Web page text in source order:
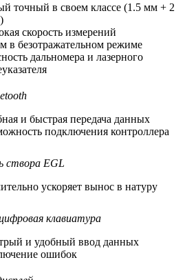
точный в своем классе (1.5 мм + 2
скорость измерений
в безотражательном режиме
дальномера и лазерного
и быстрая передача данных
подключения контроллера
створа EGL
ускоряет вынос в натуру
клавиатура
и удобный ввод данных
ошибок